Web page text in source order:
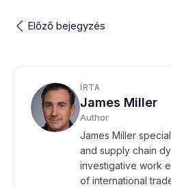
Előző bejegyzés
ÍRTA
James Miller
Author
James Miller
and supply chain
investigative work
of international